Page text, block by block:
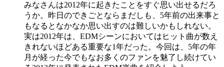
みなさんは2012年に起きたことをすぐ思い出せるだろ
うか。昨日のできごとならまだしも、5年前の出来事と
もなるとなかなか思い出すのは難しいかもしれない。
実は2012年は、EDMシーンにおいてはヒット曲が数え
きれないほどある重要な1年だった。今回は、5年の年
月が経った今でもなお多くのファンを魅了し続けてい